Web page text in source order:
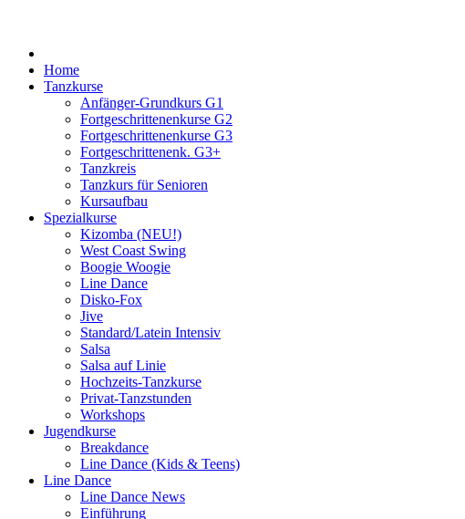
Home
Tanzkurse
Anfänger-Grundkurs G1
Fortgeschrittenenkurse G2
Fortgeschrittenenkurse G3
Fortgeschrittenenk. G3+
Tanzkreis
Tanzkurs für Senioren
Kursaufbau
Spezialkurse
Kizomba (NEU!)
West Coast Swing
Boogie Woogie
Line Dance
Disko-Fox
Jive
Standard/Latein Intensiv
Salsa
Salsa auf Linie
Hochzeits-Tanzkurse
Privat-Tanzstunden
Workshops
Jugendkurse
Breakdance
Line Dance (Kids & Teens)
Line Dance
Line Dance News
Einführung